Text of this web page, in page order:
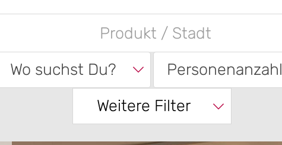
Wo suchst Du? Personenanzahl
Weitere Filter